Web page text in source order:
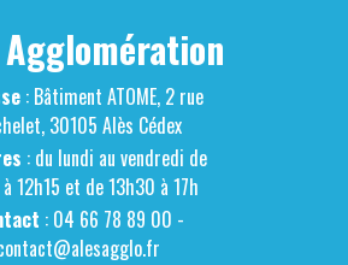
: Bâtiment ATOME, 2 rue
30105 Alès Cédex
: du lundi au vendredi de
12h15 et de 13h30 à 17h
: 04 66 78 89 00 -